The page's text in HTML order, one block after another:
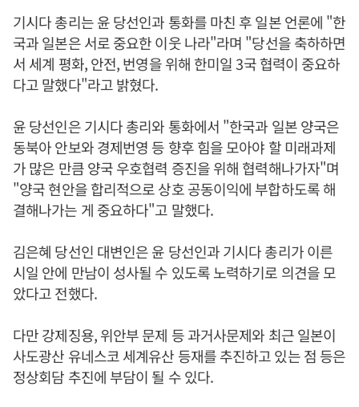
기시다 총리는 윤 당선인과 통화를 마친 후 일본 언론에 "한
국과 일본은 서로 중요한 이웃 나라"라며 "당선을 축하하면
서 세계 평화, 안전, 번영을 위해 한미일 3국 협력이 중요하
다고 말했다"라고 밝혔다.
윤 당선인은 기시다 총리와 통화에서 "한국과 일본 양국은
동북아 안보와 경제번영 등 향후 힘을 모아야 할 미래과제
가 많은 만큼 양국 우호협력 증진을 위해 협력해나가자"며
"양국 현안을 합리적으로 상호 공동이익에 부합하도록 해
결해나가는 게 중요하다"고 말했다.
김은혜 당선인 대변인은 윤 당선인과 기시다 총리가 이른
시일 안에 만남이 성사될 수 있도록 노력하기로 의견을 모
았다고 전했다.
다만 강제징용, 위안부 문제 등 과거사문제와 최근 일본이
사도광산 유네스코 세계유산 등재를 추진하고 있는 점 등은
정상회담 추진에 부담이 될 수 있다.